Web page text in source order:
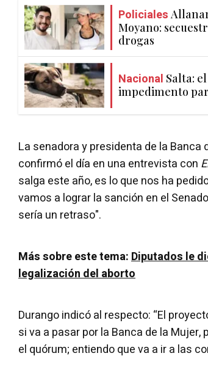
Policiales
Moyano:
drogas
Nacional Salta:
impedimento
La senadora y presidenta de la Banca
confirmó el día en una entrevista con
salga este año, es lo que nos ha
vamos a lograr la sanción en el
sería un retraso".
Más sobre este tema:Diputados le
legalización del aborto
Durango indicó al respecto: “El
si va a pasar por la Banca de la
el quórum; entiendo que va a ir a las